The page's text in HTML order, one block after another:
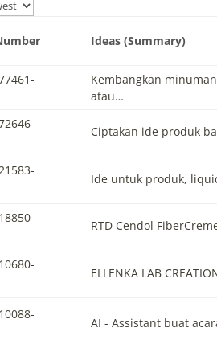
Ideas (Summary)
Kembangkan
atau…
Ciptakan ide produk
Ide untuk produk,
RTD Cendol
ELLENKA LAB
AI - Assistant buat